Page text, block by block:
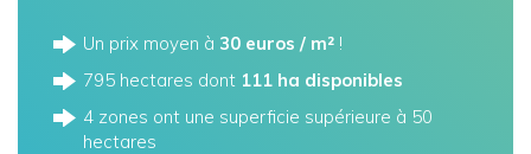
Un prix moyen à 30 euros / m² !
795 hectares dont 111 ha disponibles
4 zones ont une superficie supérieure à 50
hectares